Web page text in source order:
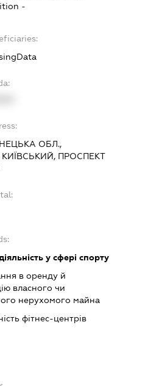
-
ОБЛ.,
ПРОСПЕКТ
у сфері спорту
в оренду й
власного чи
нерухомого майна
фітнес-центрів